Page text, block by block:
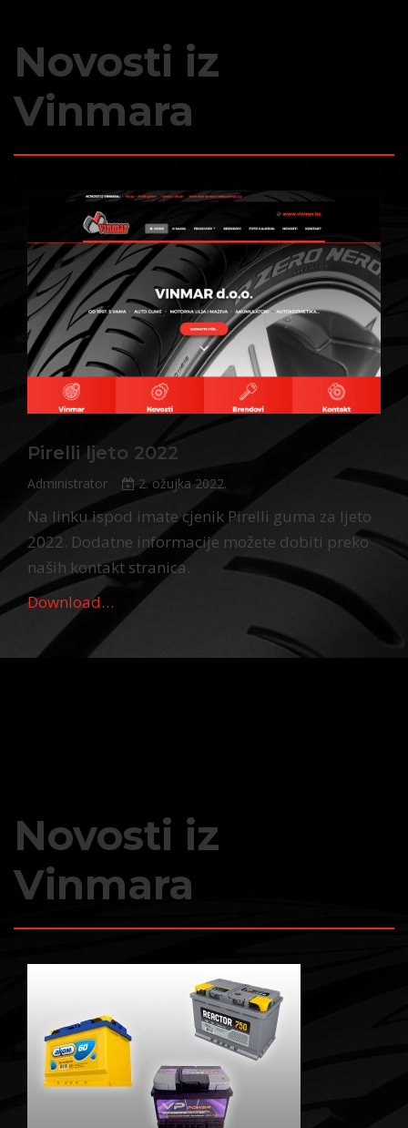
Novosti iz
Vinmara
Pirelli ljeto 2022
Administrator 2. ožujka 2022.
Na linku ispod imate cjenik Pirelli guma za ljeto
2022. Dodatne informacije možete dobiti preko
naših kontakt stranica.
Download…
Novosti iz
Vinmara